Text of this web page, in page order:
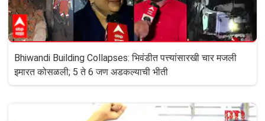
Bhiwandi Building Collapses: भिवंडीत पत्त्यांसारखी चार मजली
इमारत कोसळली; 5 ते 6 जण अडकल्याची भीती